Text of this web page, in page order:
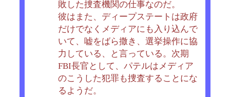
敗した捜査機関の仕事なのだ。
彼はまた、ディープステートは政府
だけでなくメディアにも入り込んで
いて、嘘をばら撒き、選挙操作に協
力している、と言っている。次期
FBI長官として、パテルはメディア
のこうした犯罪も捜査することにな
るようだ。